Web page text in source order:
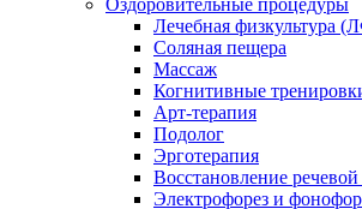
Оздоровительные процедуры
Лечебная физкультура
Соляная пещера
Массаж
Когнитивные
Арт-терапия
Подолог
Эрготерапия
Восстановление
Электрофорез и